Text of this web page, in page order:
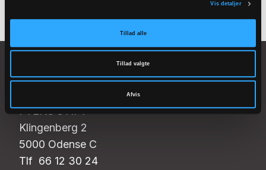
Vis detaljer
Tillad alle
Tillad valgte
Afvis
FYENS STIFT
Klingenberg 2
5000 Odense C
Tlf 66 12 30 24